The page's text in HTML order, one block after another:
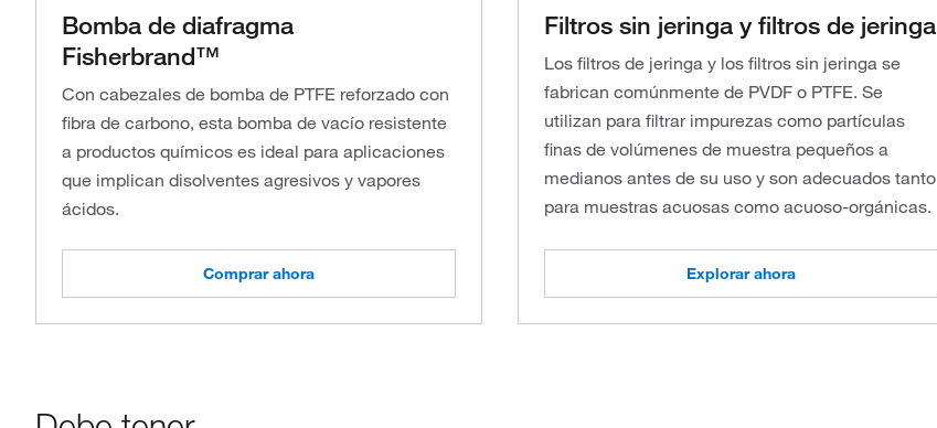
Bomba de diafragma
Fisherbrand™
Con cabezales de bomba de PTFE reforzado con
fibra de carbono, esta bomba de vacío resistente
a productos químicos es ideal para aplicaciones
que implican disolventes agresivos y vapores
ácidos.
Comprar ahora
Filtros sin jeringa y filtros de jeringa
Los filtros de jeringa y los filtros sin jeringa se
fabrican comúnmente de PVDF o PTFE. Se
utilizan para filtrar impurezas como partículas
finas de volúmenes de muestra pequeños a
medianos antes de su uso y son adecuados tanto
para muestras acuosas como acuoso-orgánicas.
Explorar ahora